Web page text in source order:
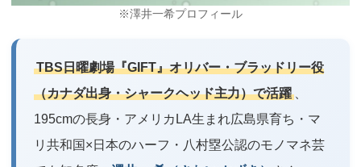
※澤井一希プロフィール
TBS日曜劇場『GIFT』オリバー・ブラッドリー役
（カナダ出身・シャークヘッド主力）で活躍
195cmの長身・アメリカLA生まれ広島県育ち・マ
リ共和国×日本のハーフ・八村塁公認のモノマネ芸